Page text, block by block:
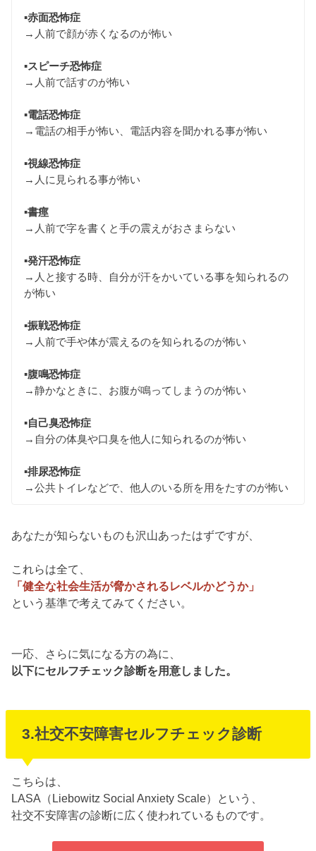
▪︎赤面恐怖症
→人前で顔が赤くなるのが怖い
▪︎スピーチ恐怖症
→人前で話すのが怖い
▪︎電話恐怖症
→電話の相手が怖い、電話内容を聞かれる事が怖い
▪︎視線恐怖症
→人に見られる事が怖い
▪︎書痙
→人前で字を書くと手の震えがおさまらない
▪︎発汗恐怖症
→人と接する時、自分が汗をかいている事を知られるの
が怖い
▪︎振戦恐怖症
→人前で手や体が震えるのを知られるのが怖い
▪︎腹鳴恐怖症
→静かなときに、お腹が鳴ってしまうのが怖い
▪︎自己臭恐怖症
→自分の体臭や口臭を他人に知られるのが怖い
▪︎排尿恐怖症
→公共トイレなどで、他人のいる所を用をたすのが怖い
あなたが知らないものも沢山あったはずですが、
これらは全て、
「健全な社会生活が脅かされるレベルかどうか」
という基準で考えてみてください。
一応、さらに気になる方の為に、
以下にセルフチェック診断を用意しました。
3.社交不安障害セルフチェック診断
こちらは、
LASA（Liebowitz Social Anxiety Scale）という、
社交不安障害の診断に広く使われているものです。